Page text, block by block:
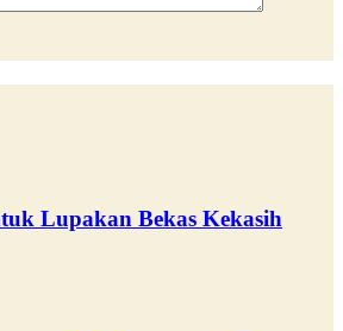
Lupakan Bekas Kekasih